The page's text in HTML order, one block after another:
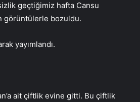
geçtiğimiz hafta Cansu
görüntülerle bozuldu.
yayımlandı.
ait çiftlik evine gitti. Bu çiftlik